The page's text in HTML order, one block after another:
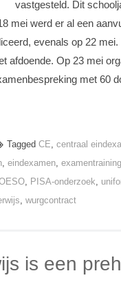
vastgesteld. Dit
mei werd er al een
evenals op 22
afdoende. Op 23 mei
met 60
Tagged CE, centraal
, eindexamen, examentraining
, PISA-onderzoek,
, wurgcontract
is een